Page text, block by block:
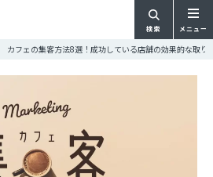
検索 メニュー
カフェの集客方法8選！成功している店舗の効果的な取り